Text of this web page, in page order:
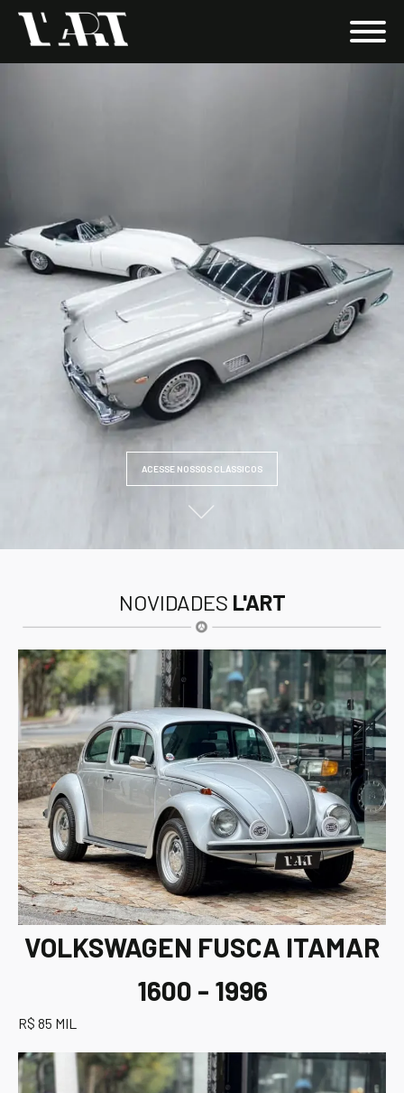
ACESSE NOSSOS CLÁSSICOS
NOVIDADES L'ART
VOLKSWAGEN FUSCA ITAMAR
1600 - 1996
R$ 85 MIL